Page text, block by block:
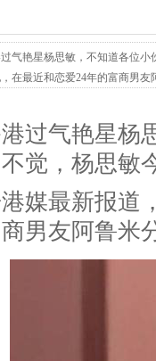
气艳星杨思敏，不知道各位
在最近和恋爱24年的富商男友
过气艳星杨
觉，杨思敏
媒最新报道
男友阿鲁米